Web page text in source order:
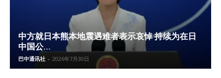
中方就日本熊本地震遇难者表示哀悼 持续为在日
中国公...
巴中通讯社 - 2026年7月30日